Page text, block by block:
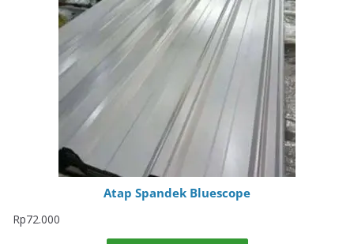
Atap Spandek Bluescope
Rp72.000